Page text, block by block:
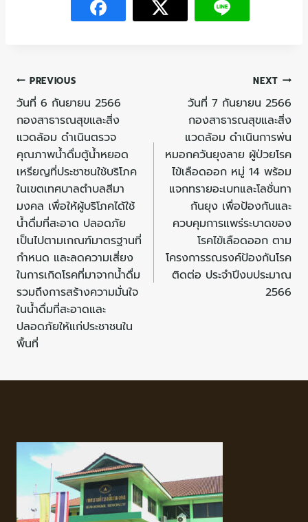
PREVIOUS
วันที่ 6 กันยายน 2566
กองสาธารณสุขและสิ่ง
แวดล้อม ดำเนินตรวจ
คุณภาพน้ำดื่มตู้น้ำหยอด
เหรียญที่ประชาชนใช้บริโภค
ในเขตเทศบาลตำบลสีมา
มงคล เพื่อให้ผู้บริโภคได้ใช้
น้ำดื่มที่สะอาด ปลอดภัย
เป็นไปตามเกณฑ์มาตรฐานที่
กำหนด และลดความเสี่ยง
ในการเกิดโรคที่มาจากน้ำดื่ม
รวมถึงการสร้างความมั่นใจ
ในน้ำดื่มที่สะอาดและ
ปลอดภัยให้แก่ประชาชนใน
พื้นที่
NEXT
วันที่ 7 กันยายน 2566
กองสาธารณสุขและสิ่ง
แวดล้อม ดำเนินการพ่น
หมอกควันยุงลาย ผู้ป่วยโรค
ไข้เลือดออก หมู่ 14 พร้อม
แจกทรายอะเบทและโลชั่นทา
กันยุง เพื่อป้องกันและ
ควบคุมการแพร่ระบาดของ
โรคไข้เลือดออก ตาม
โครงการรณรงค์ป้องกันโรค
ติดต่อ ประจำปีงบประมาณ
2566